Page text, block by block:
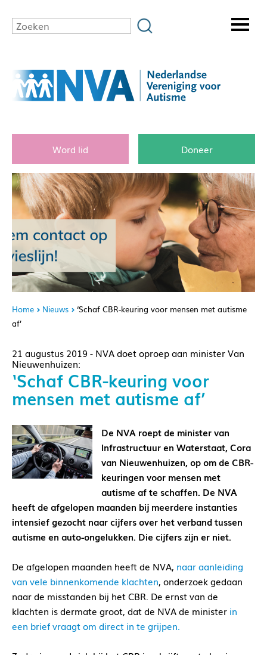
Word lid Doneer
Home Nieuws
‘Schaf CBR-keuring voor mensen met autisme
af’
21 augustus 2019 - NVA doet oproep aan minister Van
Nieuwenhuizen:
‘Schaf CBR-keuring voor
mensen met autisme af’
De NVA roept de minister van
Infrastructuur en Waterstaat, Cora
van Nieuwenhuizen, op om de CBR-
keuringen voor mensen met
autisme af te schaffen. De NVA
heeft de afgelopen maanden bij meerdere instanties
intensief gezocht naar cijfers over het verband tussen
autisme en auto-ongelukken. Die cijfers zijn er niet.
De afgelopen maanden heeft de NVA, naar aanleiding
van vele binnenkomende klachten, onderzoek gedaan
naar de misstanden bij het CBR. De ernst van de
klachten is dermate groot, dat de NVA de minister in
een brief vraagt om direct in te grijpen.